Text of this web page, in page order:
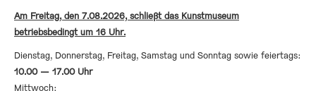
Am Freitag, den 7.08.2026, schließt das Kunstmuseum
betriebsbedingt um 16 Uhr.
Dienstag, Donnerstag, Freitag, Samstag und Sonntag sowie feiertags:
10.00 — 17.00 Uhr
Mittwoch: